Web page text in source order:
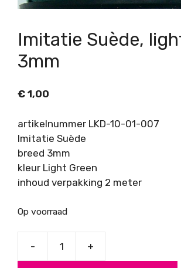
Imitatie Suède,
3mm
€ 1,00
artikelnummer LKD-10-01-007
Imitatie Suède
breed 3mm
kleur Light Green
inhoud verpakking 2 meter
Op voorraad
- +